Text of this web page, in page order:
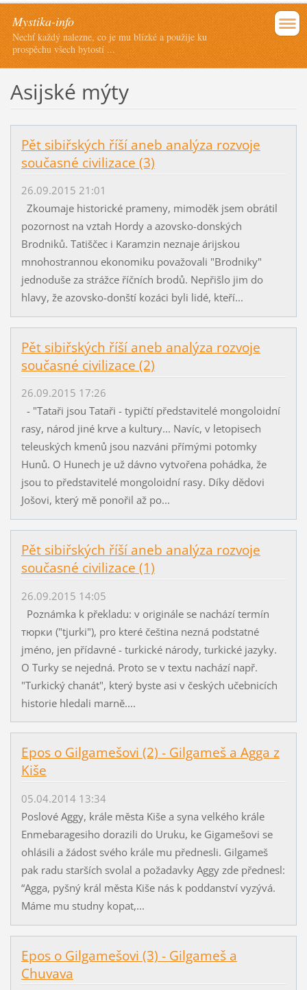
Mystika-info
Nechť každý nalezne, co je mu blízké a použije ku
prospěchu všech bytostí ...
Asijské mýty
Pět sibiřských říší aneb analýza rozvoje
současné civilizace (3)
26.09.2015 21:01
Zkoumaje historické prameny, mimoděk jsem obrátil
pozornost na vztah Hordy a azovsko-donských
Brodniků. Tatiščec i Karamzin neznaje árijskou
mnohostrannou ekonomiku považovali "Brodniky"
jednoduše za strážce říčních brodů. Nepřišlo jim do
hlavy, že azovsko-donští kozáci byli lidé, kteří...
Pět sibiřských říší aneb analýza rozvoje
současné civilizace (2)
26.09.2015 17:26
- "Tataři jsou Tataři - typičtí představitelé mongoloidní
rasy, národ jiné krve a kultury... Navíc, v letopisech
teleuských kmenů jsou nazváni přímými potomky
Hunů. O Hunech je už dávno vytvořena pohádka, že
jsou to představitelé mongoloidní rasy. Díky dědovi
Jošovi, který mě ponořil až po...
Pět sibiřských říší aneb analýza rozvoje
současné civilizace (1)
26.09.2015 14:05
Poznámka k překladu: v originále se nachází termín
тюрки ("tjurki"), pro které čeština nezná podstatné
jméno, jen přídavné - turkické národy, turkické jazyky.
O Turky se nejedná. Proto se v textu nachází např.
"Turkický chanát", který byste asi v českých učebnicích
historie hledali marně....
Epos o Gilgamešovi (2) - Gilgameš a Agga z
Kiše
05.04.2014 13:34
Poslové Aggy, krále města Kiše a syna velkého krále
Enmebaragesiho dorazili do Uruku, ke Gigamešovi se
ohlásili a žádost svého krále mu přednesli. Gilgameš
pak radu starších svolal a požadavky Aggy zde přednesl:
“Agga, pyšný král města Kiše nás k poddanství vyzývá.
Máme mu studny kopat,...
Epos o Gilgamešovi (3) - Gilgameš a
Chuvava